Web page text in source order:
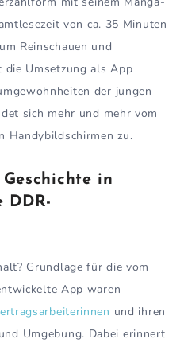
von ca. 35 Minuten
Reinschauen und
Umsetzung als App
der jungen
sich mehr und mehr vom
Handybildschirmen zu.
in
DDR-
Grundlage für die vom
App waren
und ihren
Umgebung. Dabei erinnert